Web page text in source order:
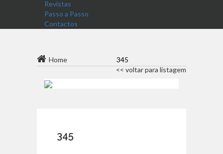
Revistas
Passo a Passo
Contactos
Home
345
<< voltar para listagem
345